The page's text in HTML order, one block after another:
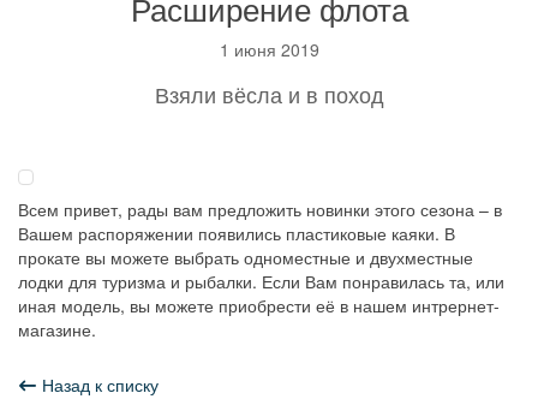
1 июня 2019
Взяли вёсла и в поход
Всем привет, рады вам предложить новинки этого сезона – в
Вашем распоряжении появились пластиковые каяки. В
прокате вы можете выбрать одноместные и двухместные
лодки для туризма и рыбалки. Если Вам понравилась та, или
иная модель, вы можете приобрести её в нашем интрернет-
магазине.
Назад к списку